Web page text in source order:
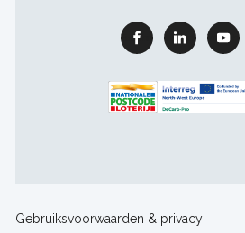
Facebook Linkedin Youtube
Footer
Gebruiksvoorwaarden & privacy